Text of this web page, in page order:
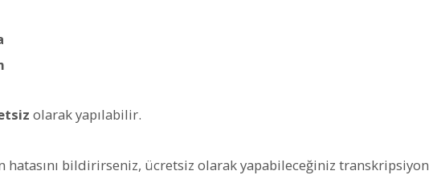
olarak yapılabilir.
hatasını bildirirseniz, ücretsiz olarak yapabileceğiniz transkripsiyon